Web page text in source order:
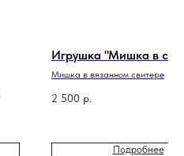
Игрушка "Мишка в
Мишка в вязанном свитере
2 500 р.
Подробнее